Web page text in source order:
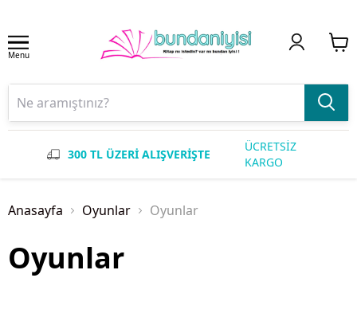
Menu
300 TL ÜZERİ ALIŞVERİŞTE
ÜCRETSİZ
KARGO
Anasayfa Oyunlar Oyunlar
Oyunlar